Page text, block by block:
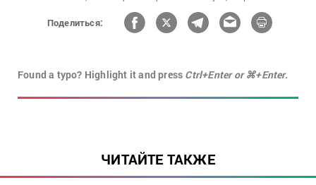
Поделиться:
Found a typo? Highlight it and press Ctrl+Enter or ⌘+Enter.
ЧИТАЙТЕ ТАКЖЕ